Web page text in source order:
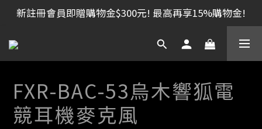
新註冊會員即贈購物金$300元! 最高再享15%購物金!
FXR-BAC-53烏木響狐電
競耳機麥克風